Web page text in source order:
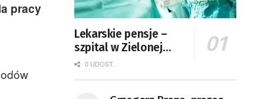
pracy
Lekarskie pensje –
szpital w Zielonej
Górze podaje dane
0 UDOST.